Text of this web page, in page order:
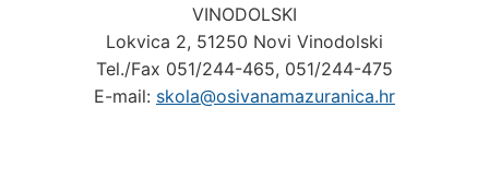
VINODOLSKI
Lokvica 2, 51250 Novi Vinodolski
Tel./Fax 051/244-465, 051/244-475
E-mail: skola@osivanamazuranica.hr